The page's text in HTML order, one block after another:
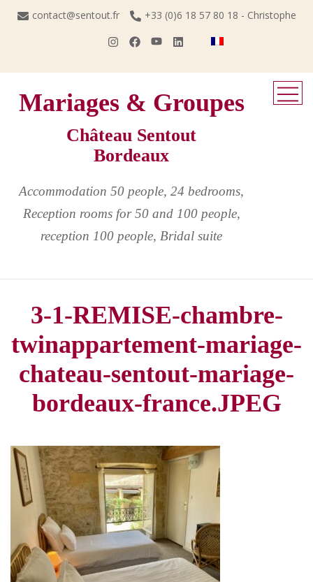
Skip
contact@sentout.fr +33 (0)6 18 57 80 18 - Christophe
Mariages & Groupes
Château Sentout
Bordeaux
Accommodation 50 people, 24 bedrooms,
Reception rooms for 50 and 100 people,
reception 100 people, Bridal suite
3-1-REMISE-chambre-
twinappartement-mariage-
chateau-sentout-mariage-
bordeaux-france.JPEG